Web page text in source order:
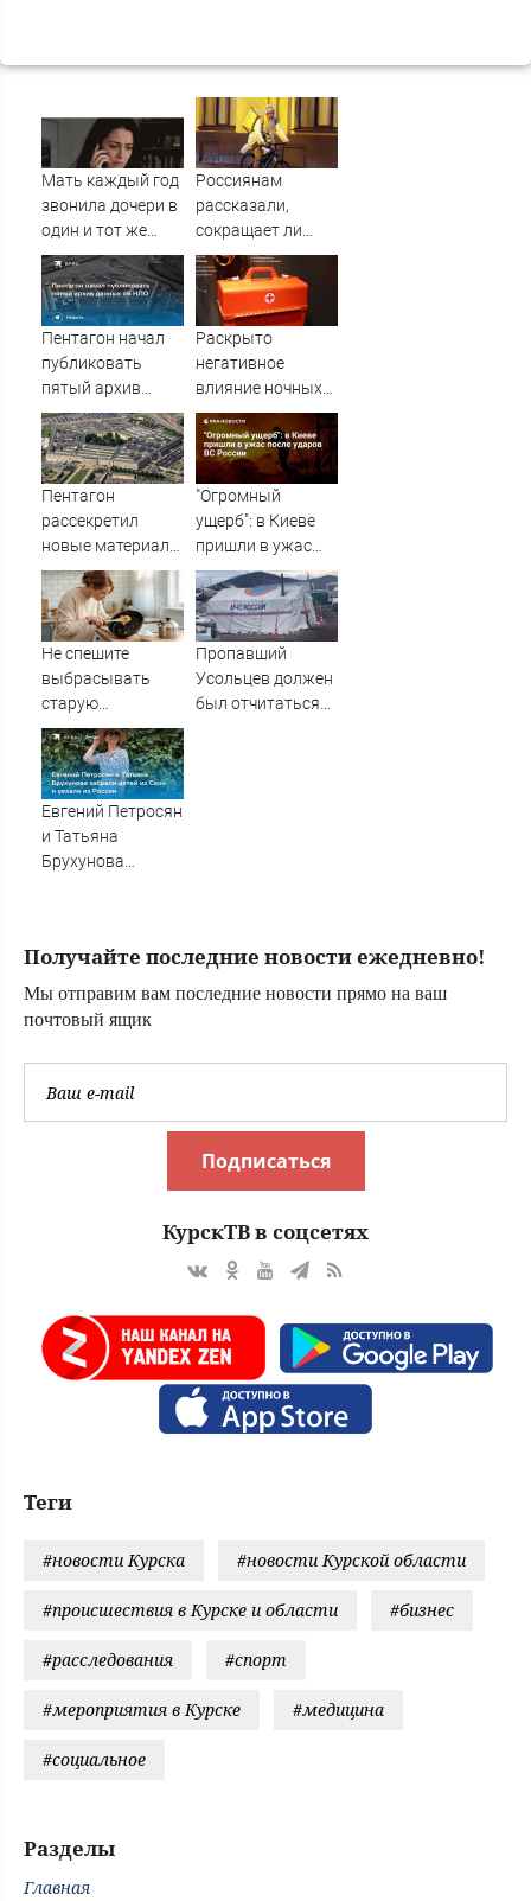
Мать каждый год
звонила дочери в
один и тот же
день и молчала —
причина
раскрылась
слишком поздно:
история одной
семьи
Россиянам
рассказали,
сокращает ли
жизнь ночная
работа
Пентагон начал
публиковать
пятый архив
данных об НЛО
Раскрыто
негативное
влияние ночных
смен на организм
человека
Пентагон
рассекретил
новые материалы
о неопознанных
аномальных
явлениях
"Огромный
ущерб": в Киеве
пришли в ужас
после ударов ВС
России
Не спешите
выбрасывать
старую
сковороду: 3
способа убрать
нагар без химии
Пропавший
Усольцев должен
был отчитаться
Евгений Петросян
и Татьяна
Брухунова
Получайте последние новости ежедневно!
Мы отправим вам последние новости прямо на ваш
почтовый ящик
Подписаться
КурскТВ в соцсетях
Теги
#новости Курска #новости Курской области
#происшествия в Курске и области #бизнес
#расследования #спорт
#мероприятия в Курске #медицина
#социальное
Разделы
Главная